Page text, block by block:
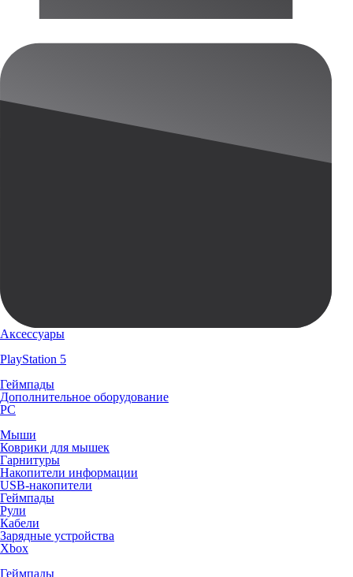
Аксессуары
PlayStation 5
Геймпады
Дополнительное оборудование
PC
Мыши
Коврики для мышек
Гарнитуры
Накопители информации
USB-накопители
Геймпады
Рули
Кабели
Зарядные устройства
Xbox
Геймпады